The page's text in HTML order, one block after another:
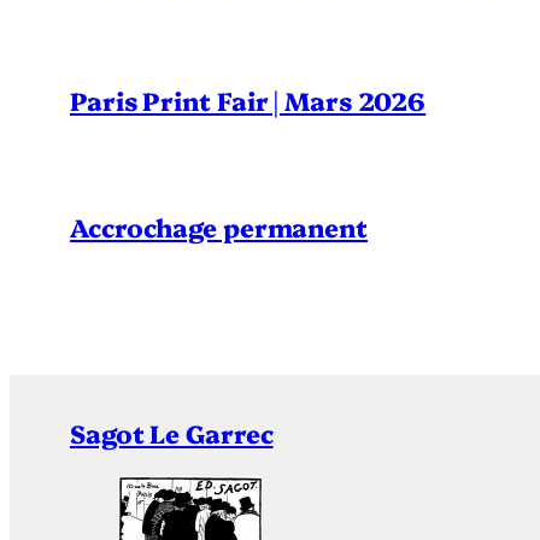
Paris Print Fair | Mars 2026
Accrochage permanent
Sagot Le Garrec